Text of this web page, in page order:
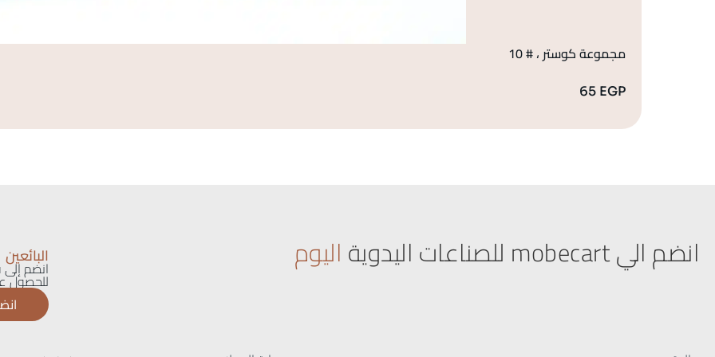
مجموعة كوستر ، # 10
65 EGP
انضم الي mobecart للصناعات اليدوية اليوم البائعين
انضم إلى
للحصول